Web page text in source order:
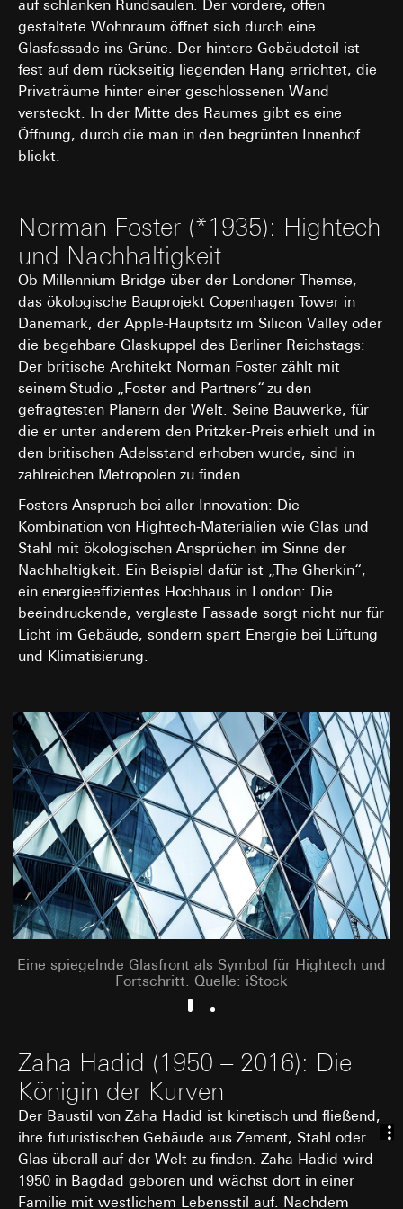
auf schlanken Rundsäulen. Der vordere, offen
gestaltete Wohnraum öffnet sich durch eine
Glasfassade ins Grüne. Der hintere Gebäudeteil ist
fest auf dem rückseitig liegenden Hang errichtet, die
Privaträume hinter einer geschlossenen Wand
versteckt. In der Mitte des Raumes gibt es eine
Öffnung, durch die man in den begrünten Innenhof
blickt.
Norman Foster (*1935): Hightech
und Nachhaltigkeit
Ob Millennium Bridge über der Londoner Themse,
das ökologische Bauprojekt Copenhagen Tower in
Dänemark, der Apple-Hauptsitz im Silicon Valley oder
die begehbare Glaskuppel des Berliner Reichstags:
Der britische Architekt Norman Foster zählt mit
seinem Studio „Foster and Partners“ zu den
gefragtesten Planern der Welt. Seine Bauwerke, für
die er unter anderem den Pritzker-Preis erhielt und in
den britischen Adelsstand erhoben wurde, sind in
zahlreichen Metropolen zu finden.
Fosters Anspruch bei aller Innovation: Die
Kombination von Hightech-Materialien wie Glas und
Stahl mit ökologischen Ansprüchen im Sinne der
Nachhaltigkeit. Ein Beispiel dafür ist „The Gherkin“,
ein energieeffizientes Hochhaus in London: Die
beeindruckende, verglaste Fassade sorgt nicht nur für
Licht im Gebäude, sondern spart Energie bei Lüftung
und Klimatisierung.
Eine spiegelnde Glasfront als Symbol für Hightech und
Fortschritt. Quelle: iStock
Zaha Hadid (1950 – 2016): Die
Königin der Kurven
Der Baustil von Zaha Hadid ist kinetisch und fließend,
ihre futuristischen Gebäude aus Zement, Stahl oder
Glas überall auf der Welt zu finden. Zaha Hadid wird
1950 in Bagdad geboren und wächst dort in einer
Familie mit westlichem Lebensstil auf. Nachdem
Cookie-Informationen (z. B. ID des Nutzers,
Rechtsgrundlage und ggf. verfolgte berechtigte
Art. 6 Abs. 1 lit. a DSGVO: Einwilligung des
Nutzers
Art. 6 Abs. 1 lit. f DSGVO: Berechtigtes
Verfolgte berechtigte Interessen:
Verbesserung der Funktionalität und
Benutzerfreundlichkeit der Website;
Sicherstellung eines personalisierten und
nutzerorientierten Online-Erlebnisses;
Effiziente Durchführung von Tests zur
Entscheidungsfindung über Website-
Anpassungen.
Empfänger:
Interne Abteilungen
Externe Dienstleister für A/B-Testing, die als
Auftragsverarbeiter gemäß Art. 28 DSGVO
Lebensdauer des Cookies: 30 und 90 Tage,
längstens jedoch bis zu 1 Jahr
Ihre Einwilligung widerrufen; das Cookie hat eine
Funktionsdauer von 13 Monaten